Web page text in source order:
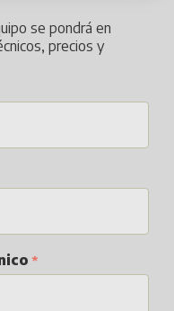
se pondrá en
precios y